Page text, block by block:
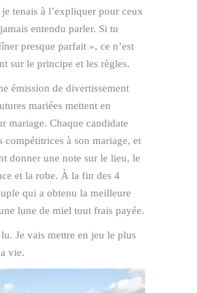
tenais à l’expliquer pour ceux
entendu parler. Si tu
presque parfait », ce n’est
sur le principe et les règles.
émission de divertissement
mariées mettent en
mariage. Chaque candidate
compétitrices à son mariage, et
donner une note sur le lieu, le
et la robe. À la fin des 4
qui a obtenu la meilleure
lune de miel tout frais payée.
Je vais mettre en jeu le plus
vie.